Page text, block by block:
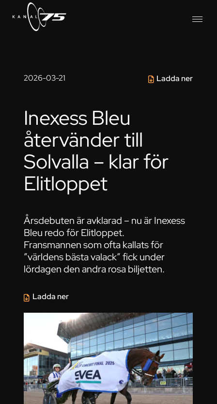
2026-03-21 Ladda ner
Inexess Bleu
återvänder till
Solvalla – klar för
Elitloppet
Årsdebuten är avklarad – nu är Inexess
Bleu redo för Elitloppet.
Fransmannen som ofta kallats för
”världens bästa valack” fick under
lördagen den andra rosa biljetten.
Ladda ner